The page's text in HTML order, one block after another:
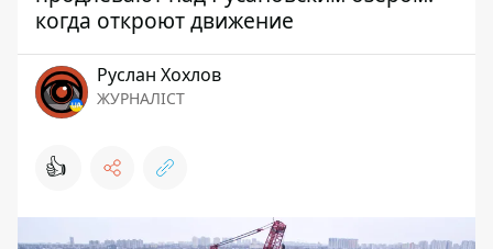
когда откроют движение
Руслан Хохлов
ЖУРНАЛІСТ
👍